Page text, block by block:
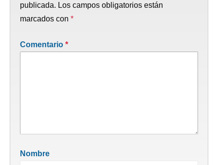
publicada. Los campos obligatorios están
marcados con *
Comentario *
Nombre